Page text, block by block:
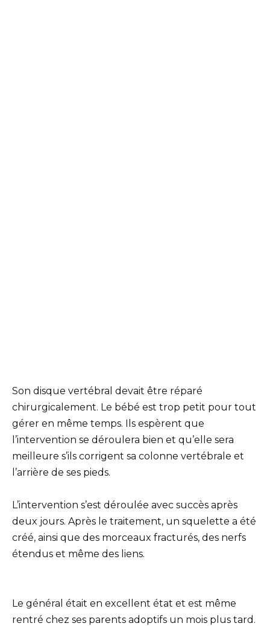
Son disque vertébral devait être réparé
chirurgicalement. Le bébé est trop petit pour tout
gérer en même temps. Ils espèrent que
l’intervention se déroulera bien et qu’elle sera
meilleure s’ils corrigent sa colonne vertébrale et
l’arrière de ses pieds.
L’intervention s’est déroulée avec succès après
deux jours. Après le traitement, un squelette a été
créé, ainsi que des morceaux fracturés, des nerfs
étendus et même des liens.
Le général était en excellent état et est même
rentré chez ses parents adoptifs un mois plus tard.